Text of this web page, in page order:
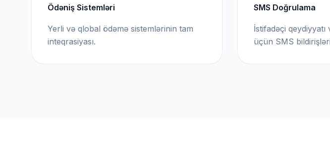
Ödəniş Sistemləri
Yerli və qlobal ödəmə sistemlərinin tam
inteqrasiyası.
SMS Doğrulama
İstifadəçi
üçün SMS